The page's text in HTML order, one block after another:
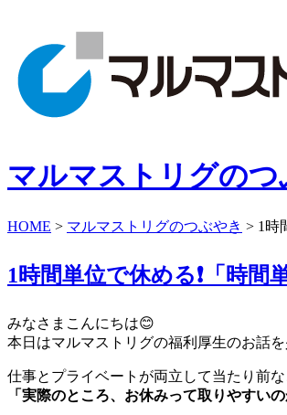
マルマストリグのつ
HOME > マルマストリグのつぶやき > 1時
1時間単位で休める❗「時
みなさまこんにちは😊
本日はマルマストリグの福利厚生のお話
仕事とプライベートが両立して当たり前な
「実際のところ、お休みって取りやすい